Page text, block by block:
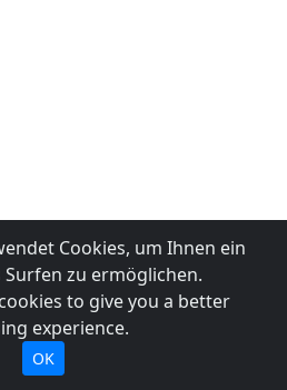
Cookies, um Ihnen ein
zu ermöglichen.
to give you a better
experience.
OK